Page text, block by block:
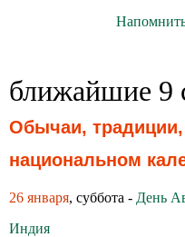
ближайшие 9
Обычаи,
национальном
26 января, суббота - День
Индия